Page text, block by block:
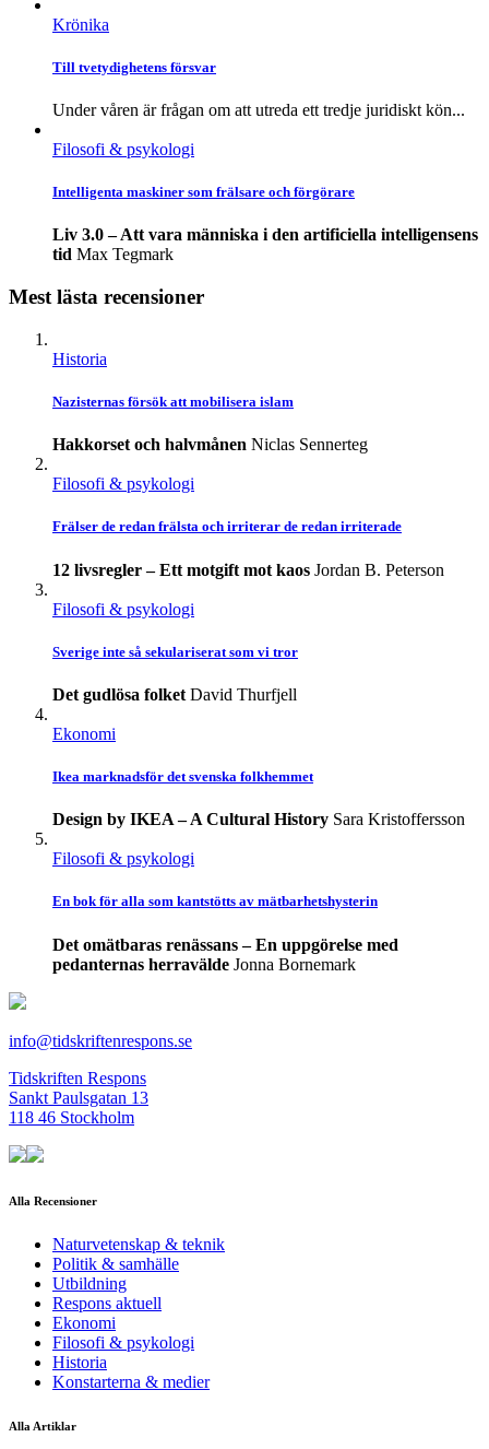
Krönika
Till tvetydighetens försvar
Under våren är frågan om att utreda ett tredje juridiskt kön...
Filosofi & psykologi
Intelligenta maskiner som frälsare och förgörare
Liv 3.0 – Att vara människa i den artificiella intelligensens
tid Max Tegmark
Mest lästa recensioner
Historia
Nazisternas försök att mobilisera islam
Hakkorset och halvmånen Niclas Sennerteg
Filosofi & psykologi
Frälser de redan frälsta och irriterar de redan irriterade
12 livsregler – Ett motgift mot kaos Jordan B. Peterson
Filosofi & psykologi
Sverige inte så sekulariserat som vi tror
Det gudlösa folket David Thurfjell
Ekonomi
Ikea marknadsför det svenska folkhemmet
Design by IKEA – A Cultural History Sara Kristoffersson
Filosofi & psykologi
En bok för alla som kantstötts av mätbarhetshysterin
Det omätbaras renässans – En uppgörelse med
pedanternas herravälde Jonna Bornemark
info@tidskriftenrespons.se
Tidskriften Respons
Sankt Paulsgatan 13
118 46 Stockholm
Alla Recensioner
Naturvetenskap & teknik
Politik & samhälle
Utbildning
Respons aktuell
Ekonomi
Filosofi & psykologi
Historia
Konstarterna & medier
Alla Artiklar